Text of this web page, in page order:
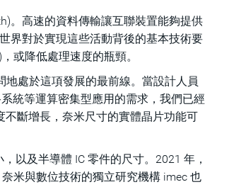
。高速的資料傳輸讓互聯裝置能夠提供
界對於實現這些活動背後的基本技術要
或降低處理速度的瓶頸。
處於這項發展的最前線。當設計人員
統等運算密集型應用的需求，我們已經
不斷增長，奈米尺寸的實體晶片功能可
以及半導體 IC 零件的尺寸。2021 年，
米與數位技術的獨立研究機構 imec 也